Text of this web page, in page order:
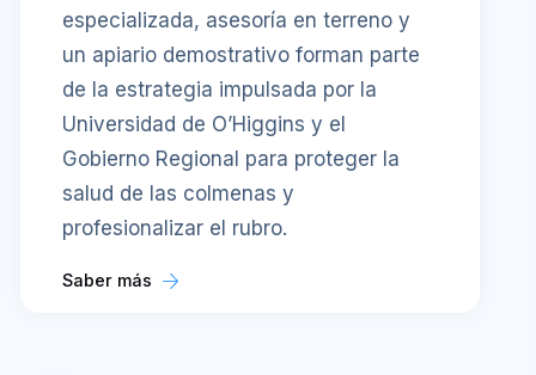
especializada, asesoría en terreno y
un apiario demostrativo forman parte
de la estrategia impulsada por la
Universidad de O’Higgins y el
Gobierno Regional para proteger la
salud de las colmenas y
profesionalizar el rubro.
Saber más